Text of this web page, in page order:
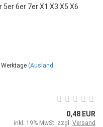
6er 7er X1 X3 X5 X6
Werktage (Ausland
0,48 EUR
inkl. 19% MwSt. zzgl. Versand